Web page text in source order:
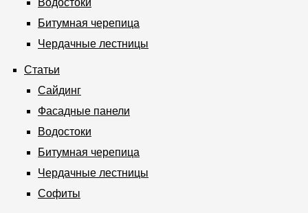
Водостоки
Битумная черепица
Чердачные лестницы
Статьи
Сайдинг
Фасадные панели
Водостоки
Битумная черепица
Чердачные лестницы
Софиты